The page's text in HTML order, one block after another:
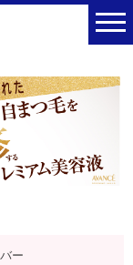
ー